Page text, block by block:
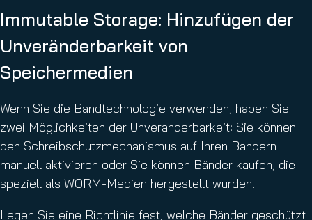
Immutable Storage: Hinzufügen der
Unveränderbarkeit von
Speichermedien
Wenn Sie die Bandtechnologie verwenden, haben Sie
zwei Möglichkeiten der Unveränderbarkeit: Sie können
den Schreibschutzmechanismus auf Ihren Bändern
manuell aktivieren oder Sie können Bänder kaufen, die
speziell als WORM-Medien hergestellt wurden.
Legen Sie eine Richtlinie fest, welche Bänder geschützt